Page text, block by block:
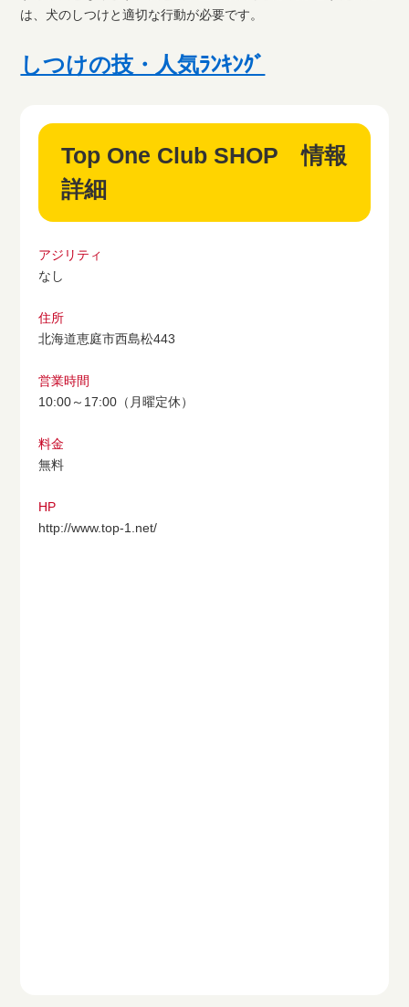
は、犬のしつけと適切な行動が必要です。
しつけの技・人気ﾗﾝｷﾝｸﾞ
Top One Club SHOP 情報
詳細
アジリティ
なし
住所
北海道恵庭市西島松443
営業時間
10:00～17:00（月曜定休）
料金
無料
HP
http://www.top-1.net/